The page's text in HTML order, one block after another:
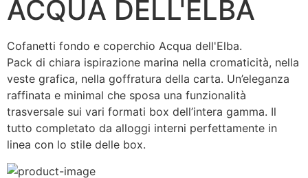
ACQUA DELL'ELBA
Cofanetti fondo e coperchio Acqua dell'Elba.
Pack di chiara ispirazione marina nella cromaticità, nella
veste grafica, nella goffratura della carta. Un’eleganza
raffinata e minimal che sposa una funzionalità
trasversale sui vari formati box dell’intera gamma. Il
tutto completato da alloggi interni perfettamente in
linea con lo stile delle box.